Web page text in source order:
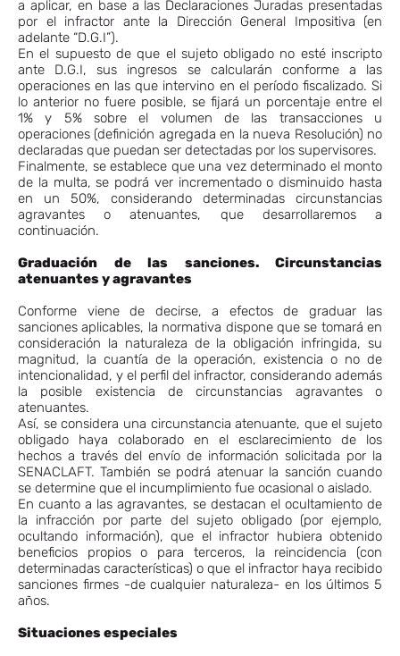
a aplicar, en base a las Declaraciones Juradas presentadas
por el infractor ante la Dirección General Impositiva (en
adelante “D.G.I”).
En el supuesto de que el sujeto obligado no esté inscripto
ante D.G.I, sus ingresos se calcularán conforme a las
operaciones en las que intervino en el período fiscalizado. Si
lo anterior no fuere posible, se fijará un porcentaje entre el
1% y 5% sobre el volumen de las transacciones u
operaciones (definición agregada en la nueva Resolución) no
declaradas que puedan ser detectadas por los supervisores.
Finalmente, se establece que una vez determinado el monto
de la multa, se podrá ver incrementado o disminuido hasta
en un 50%, considerando determinadas circunstancias
agravantes o atenuantes, que desarrollaremos a
continuación.
Graduación de las sanciones. Circunstancias
atenuantes y agravantes
Conforme viene de decirse, a efectos de graduar las
sanciones aplicables, la normativa dispone que se tomará en
consideración la naturaleza de la obligación infringida, su
magnitud, la cuantía de la operación, existencia o no de
intencionalidad, y el perfil del infractor, considerando además
la posible existencia de circunstancias agravantes o
atenuantes.
Así, se considera una circunstancia atenuante, que el sujeto
obligado haya colaborado en el esclarecimiento de los
hechos a través del envío de información solicitada por la
SENACLAFT. También se podrá atenuar la sanción cuando
se determine que el incumplimiento fue ocasional o aislado.
En cuanto a las agravantes, se destacan el ocultamiento de
la infracción por parte del sujeto obligado (por ejemplo,
ocultando información), que el infractor hubiera obtenido
beneficios propios o para terceros, la reincidencia (con
determinadas características) o que el infractor haya recibido
sanciones firmes -de cualquier naturaleza- en los últimos 5
años.
Situaciones especiales